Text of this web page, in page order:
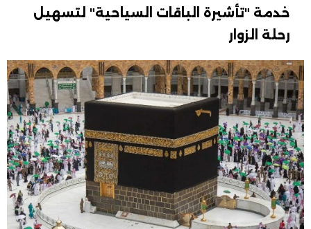
خدمة "تأشيرة الباقات السياحية" لتسهيل
رحلة الزوار